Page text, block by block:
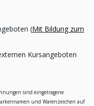
(Mit Bildung zum
Kursangeboten
sind eingetragene
und Warenzeichen auf